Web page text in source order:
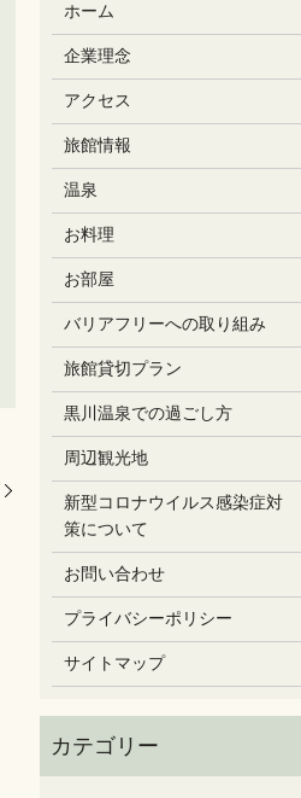
ホーム
企業理念
アクセス
旅館情報
温泉
お料理
お部屋
バリアフリーへの取り組み
旅館貸切プラン
黒川温泉での過ごし方
周辺観光地
新型コロナウイルス感染症対
策について
お問い合わせ
プライバシーポリシー
サイトマップ